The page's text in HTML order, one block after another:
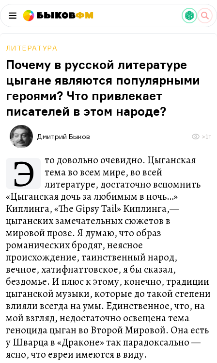
БыковФМ
ЛИТЕРАТУРА
Почему в русской литературе
цыгане являются популярными
героями? Что привлекает
писателей в этом народе?
Дмитрий Быков >1т
Э
то довольно очевидно. Цыганская
тема во всем мире, во всей
литературе, достаточно вспомнить
«Цыганская дочь за любимым в ночь…»
Киплинга, «The Gipsy Tail» Киплинга,—
цыганских замечательных сюжетов в
мировой прозе. Я думаю, что образ
романических бродяг, неясное
происхождение, таинственный народ,
вечное, хатифнаттовское, я бы сказал,
бездомье. И плюс к этому, конечно, традиции
цыганской музыки, которые до такой степени
влияли всегда на умы. Единственное, что, на
мой взгляд, недостаточно освещена тема
геноцида цыган во Второй Мировой. Она есть
у Шварца в «Драконе» так парадоксально —
ясно, что евреи имеются в виду.